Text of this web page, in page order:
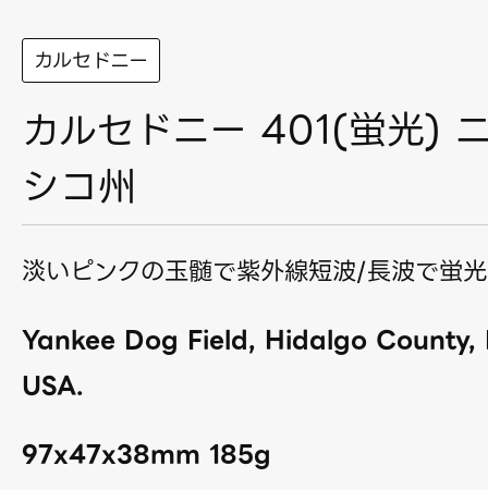
カルセドニー
カルセドニー 401(蛍光)
シコ州
淡いピンクの玉髄で紫外線短波/長波で蛍
Yankee Dog Field, Hidalgo County,
USA.
97x47x38mm 185g